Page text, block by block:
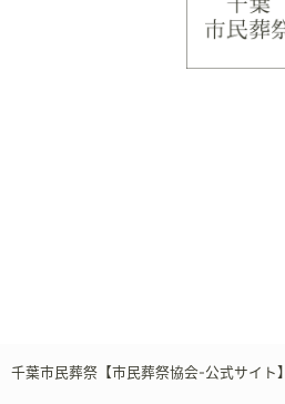
千葉市民葬祭【市民葬祭協会-公式サイト】